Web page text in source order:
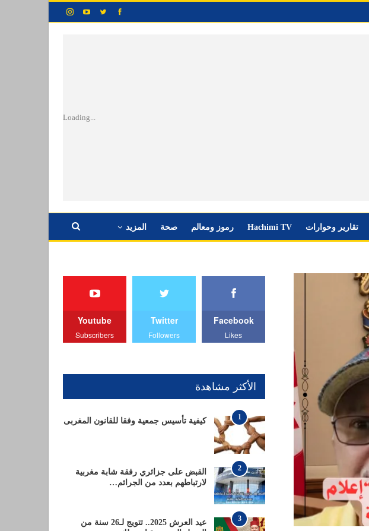
Loading...
تقارير وحوارات Hachimi TV رموز ومعالم صحة المزيد
Facebook
Likes
Twitter
Followers
Youtube
Subscribers
الأكثر مشاهدة
1 كيفية تأسيس جمعية وفقا للقانون المغربى
2
القبض على جزائري رفقة شابة مغربية
لارتباطهم بعدد من الجرائم…
3
عيد العرش 2025.. تتويج لـ26 سنة من